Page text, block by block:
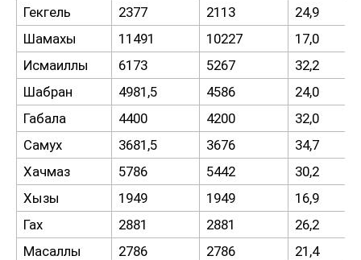
Гекгель
2377 2113
24,9
Шамахы
11491 10227
17,0
Исмаиллы
6173 5267
32,2
Шабран
4981,5 4586
24,0
Габала
4400 4200
32,0
Самух
3681,5 3676
34,7
Хачмаз
5786 5442
30,2
Хызы
1949 1949
16,9
Гах
2881 2881
26,2
Масаллы
2786 2786
21,4